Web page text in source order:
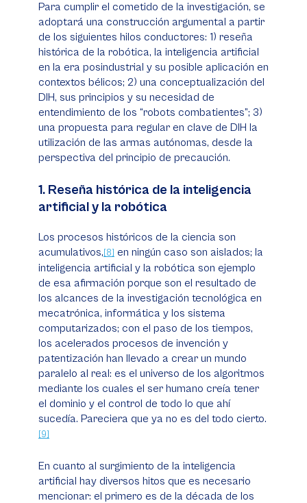
Para cumplir el cometido de la investigación, se
adoptará una construcción argumental a partir
de los siguientes hilos conductores: 1) reseña
histórica de la robótica, la inteligencia artificial
en la era posindustrial y su posible aplicación en
contextos bélicos; 2) una conceptualización del
DIH, sus principios y su necesidad de
entendimiento de los “robots combatientes”; 3)
una propuesta para regular en clave de DIH la
utilización de las armas autónomas, desde la
perspectiva del principio de precaución.
1. Reseña histórica de la inteligencia
artificial y la robótica
Los procesos históricos de la ciencia son
acumulativos,[8] en ningún caso son aislados; la
inteligencia artificial y la robótica son ejemplo
de esa afirmación porque son el resultado de
los alcances de la investigación tecnológica en
mecatrónica, informática y los sistema
computarizados; con el paso de los tiempos,
los acelerados procesos de invención y
patentización han llevado a crear un mundo
paralelo al real: es el universo de los algoritmos
mediante los cuales el ser humano creía tener
el dominio y el control de todo lo que ahí
sucedía. Pareciera que ya no es del todo cierto.
[9]
En cuanto al surgimiento de la inteligencia
artificial hay diversos hitos que es necesario
mencionar: el primero es de la década de los